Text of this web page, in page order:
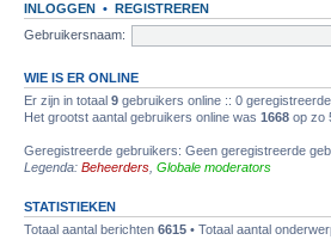
INLOGGEN • REGISTREREN
Gebruikersnaam:
WIE IS ER ONLINE
Er zijn in totaal 9 gebruikers online :: 0
Het grootst aantal gebruikers online was 1668 op zo
Geregistreerde gebruikers: Geen geregistreerde
Legenda: Beheerders Globale moderators
STATISTIEKEN
Totaal aantal berichten 6615 • Totaal aantal